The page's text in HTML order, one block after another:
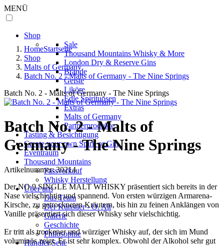
MENÜ
Shop
Sale
Thousand Mountains Whisky & More
London Dry & Reserve Gins
Brände
Geiste
Liköre
Edle Spirituosen
Extras
Malts of Germany
Partnerprodukte
Tasting & Besichtigung
Create your own Spirit or Gin
Eventraum
Thousand Mountains
Fassverkauf
Whisky Herstellung
Über uns
Das Team
Der Künstler - O. Alt
Galerie
Geschichte
Philosophie
Händler Seite
HomeStartseite
Shop
Malts of Germany
Batch No. 2 - Malts of Germany - The Nine Springs
Batch No. 2 - Malts of Germany - The Nine Springs
Batch No. 2 - Malts of
Germany - The Nine Springs
Artikelnummer:30214
Der NO.9 SINGLE MALT WHISKY präsentiert sich bereits in der
Nase vielschichtig und spannend. Von ersten würzigen Armarena-
Kirsche, zu getrockneten Kräutern, bis hin zu feinen Anklängen von
Vanille präsentiert sich dieser Whisky sehr vielschichtig.
Er tritt als trockener und würziger Whisky auf, der sich im Mund
voluminös zeigt. Er ist sehr komplex. Obwohl der Alkohol sehr gut